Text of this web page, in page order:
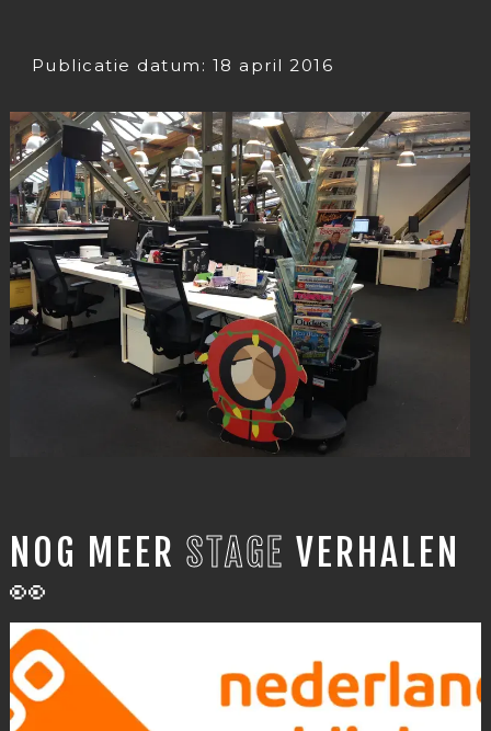
Publicatie datum: 18 april 2016
NOG MEER STAGE VERHALEN
👀